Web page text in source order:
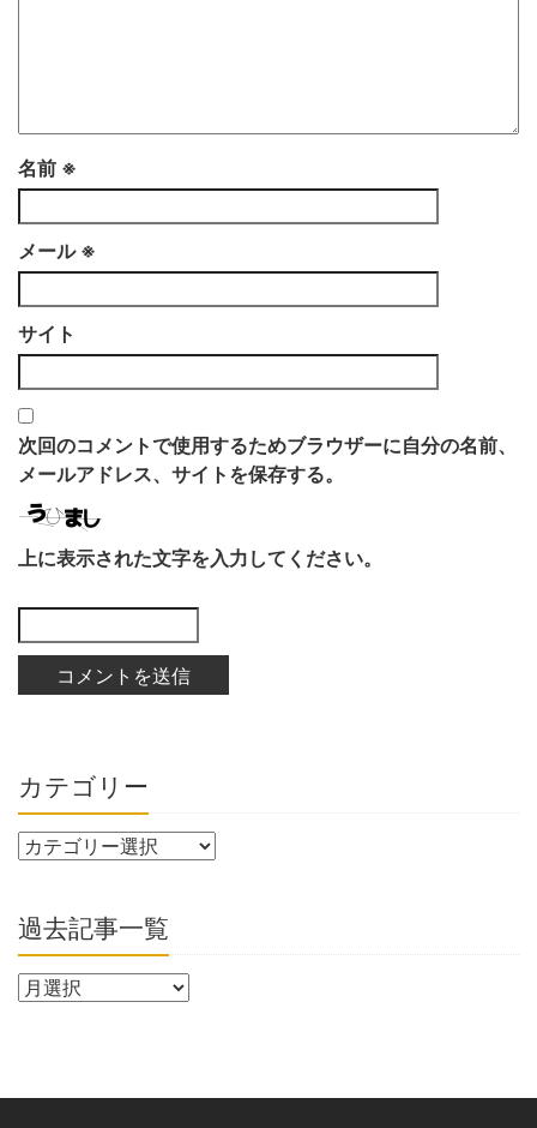
名前 ※
メール ※
サイト
次回のコメントで使用するためブラウザーに自分の名前、
メールアドレス、サイトを保存する。
上に表示された文字を入力してください。
カテゴリー
過去記事一覧